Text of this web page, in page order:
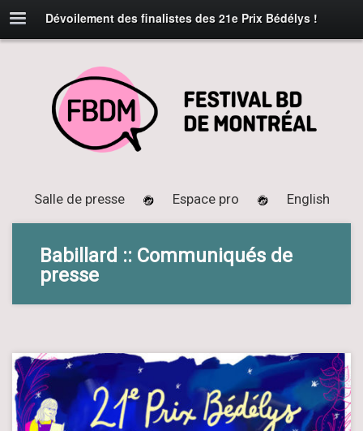
Dévoilement des finalistes des 21e Prix Bédélys !
Salle de presse Espace pro English
Babillard :: Communiqués de
presse